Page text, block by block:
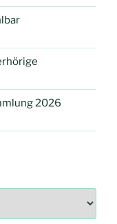
2026